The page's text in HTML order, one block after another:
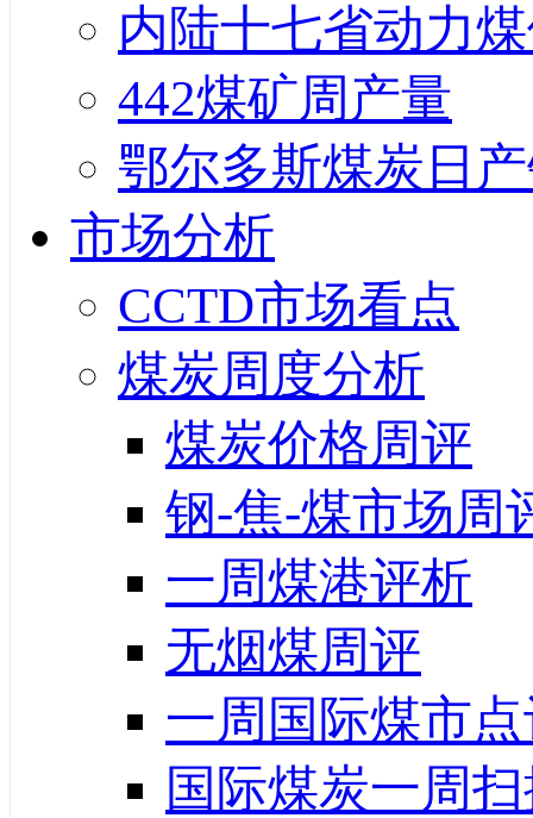
内陆十七省动力
442煤矿周产量
鄂尔多斯煤炭日
市场分析
CCTD市场看点
煤炭周度分析
煤炭价格周评
钢-焦-煤市场周
一周煤港评析
无烟煤周评
一周国际煤市
国际煤炭一周